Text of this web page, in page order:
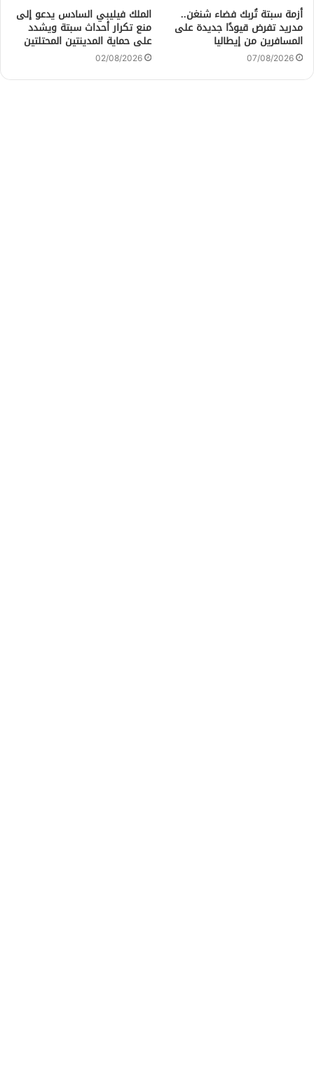
أزمة سبتة تُربك فضاء شنغن..
مدريد تفرض قيودًا جديدة على
المسافرين من إيطاليا
07/08/2026
الملك فيليبي السادس يدعو إلى
منع تكرار أحداث سبتة ويشدد
على حماية المدينتين المحتلتين
02/08/2026